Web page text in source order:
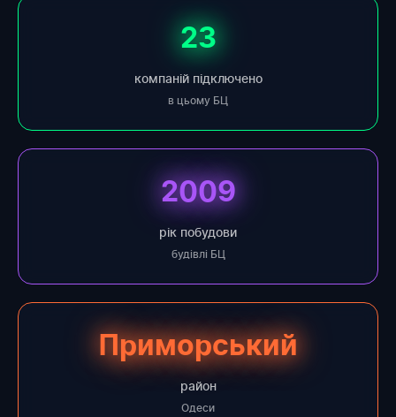
23
компаній підключено
в цьому БЦ
2009
рік побудови
будівлі БЦ
Приморський
район
Одеси